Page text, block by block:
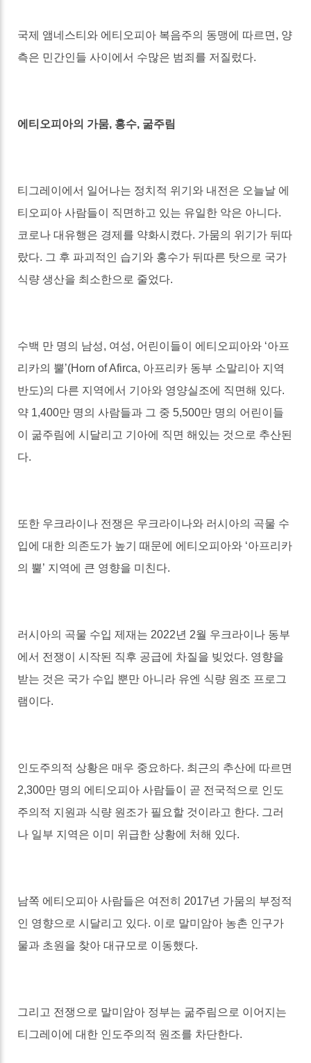
국제 앰네스티와 에티오피아 복음주의 동맹에 따르면 , 양
측은 민간인들 사이에서 수많은 범죄를 저질렀다.
에티오피아의 가뭄, 홍수, 굶주림
티그레이에서 일어나는 정치적 위기와 내전은 오늘날 에
티오피아 사람들이 직면하고 있는 유일한 악은 아니다.
코로나 대유행은 경제를 약화시켰다. 가뭄의 위기가 뒤따
랐다. 그 후 파괴적인 습기와 홍수가 뒤따른 탓으로 국가
식량 생산을 최소한으로 줄었다.
수백 만 명의 남성, 여성, 어린이들이 에티오피아와 ‘아프
리카의 뿔’(Horn of Afirca, 아프리카 동부 소말리아 지역
반도)의 다른 지역에서 기아와 영양실조에 직면해 있다.
약 1,400만 명의 사람들과 그 중 5,500만 명의 어린이들
이 굶주림에 시달리고 기아에 직면 해있는 것으로 추산된
다.
또한 우크라이나 전쟁은 우크라이나와 러시아의 곡물 수
입에 대한 의존도가 높기 때문에 에티오피아와 ‘아프리카
의 뿔’ 지역에 큰 영향을 미친다.
러시아의 곡물 수입 제재는 2022년 2월 우크라이나 동부
에서 전쟁이 시작된 직후 공급에 차질을 빚었다. 영향을
받는 것은 국가 수입 뿐만 아니라 유엔 식량 원조 프로그
램이다.
인도주의적 상황은 매우 중요하다. 최근의 추산에 따르면
2,300만 명의 에티오피아 사람들이 곧 전국적으로 인도
주의적 지원과 식량 원조가 필요할 것이라고 한다. 그러
나 일부 지역은 이미 위급한 상황에 처해 있다.
남쪽 에티오피아 사람들은 여전히 2017년 가뭄의 부정적
인 영향으로 시달리고 있다. 이로 말미암아 농촌 인구가
물과 초원을 찾아 대규모로 이동했다.
그리고 전쟁으로 말미암아 정부는 굶주림으로 이어지는
티그레이에 대한 인도주의적 원조를 차단한다.